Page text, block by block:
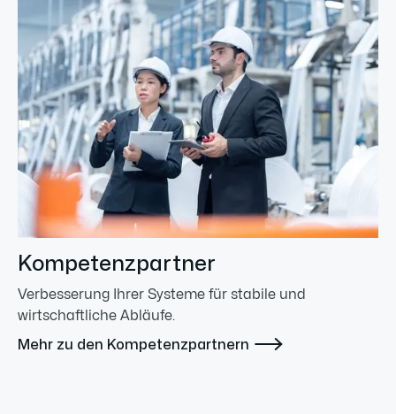
Kompetenzpartner
Verbesserung Ihrer Systeme für stabile und
wirtschaftliche Abläufe.
Mehr zu den Kompetenzpartnern 